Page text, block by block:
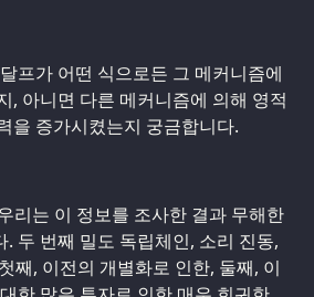
프가 어떤 식으로든 그 메커니즘에
, 아니면 다른 메커니즘에 의해 영적
을 증가시켰는지 궁금합니다.
리는 이 정보를 조사한 결과 무해한
두 번째 밀도 독립체인, 소리 진동,
째, 이전의 개별화로 인한, 둘째, 이